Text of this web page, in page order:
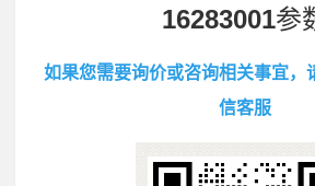
16283001参
如果您需要询价或咨询相关事宜，
信客服